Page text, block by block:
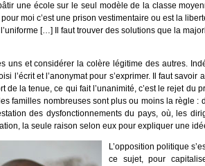
une école sur le seul modèle de la classe
moi c’est une prison vestimentaire ou est la
[…] Il faut trouver des solutions que la
uns et considérer la colère légitime des autres.
l’écrit et l’anonymat pour s’exprimer. Il faut
la tenue, ce qui fait l’unanimité, c’est le rejet du
familles nombreuses sont plus ou moins la règle :
des dysfonctionnements du pays, où, les
la seule raison selon eux pour expliquer une
L’opposition politique
ce sujet, pour